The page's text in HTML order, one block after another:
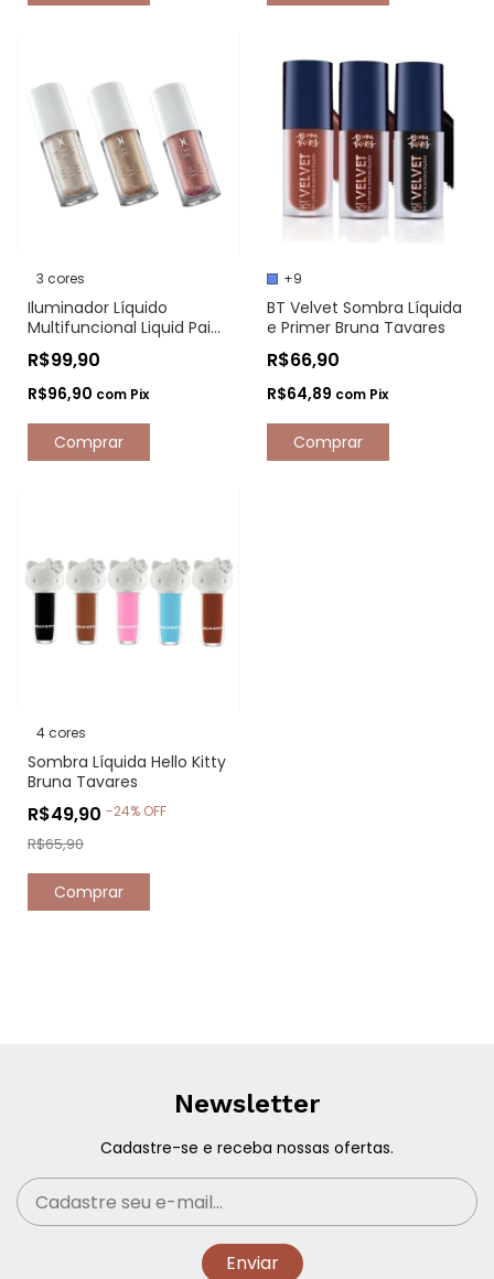
3 cores
Iluminador Líquido
Multifuncional Liquid Paint
Nathália Capelo
R$99,90
R$96,90 com Pix
Comprar
+9
BT Velvet Sombra Líquida
e Primer Bruna Tavares
R$66,90
R$64,89 com Pix
Comprar
4 cores
Sombra Líquida Hello Kitty
Bruna Tavares
R$49,90 -24% OFF
R$65,90
Comprar
Newsletter
Cadastre-se e receba nossas ofertas.